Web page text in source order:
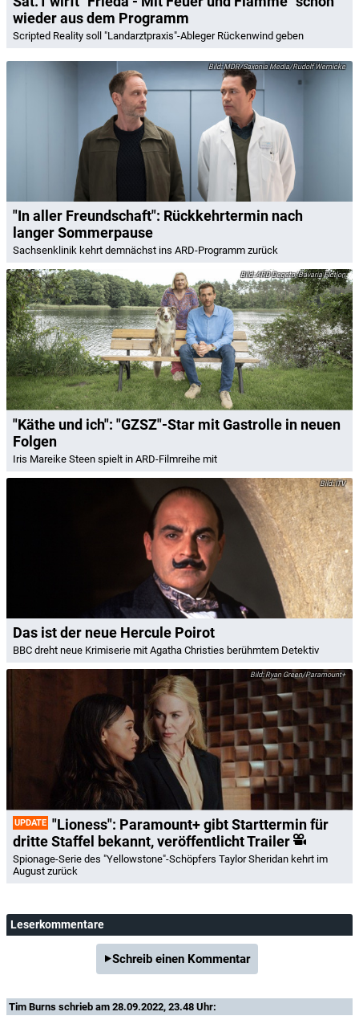
wieder aus dem Programm
Scripted Reality soll "Landarztpraxis"-Ableger Rückenwind geben
MDR/Saxonia Media/Rudolf Wernicke
"In aller Freundschaft": Rückkehrtermin nach
langer Sommerpause
Sachsenklinik kehrt demnächst ins ARD-Programm zurück
ARD Degeto/Bavaria Fiction
"Käthe und ich": "GZSZ"-Star mit Gastrolle in neuen
Folgen
Iris Mareike Steen spielt in ARD-Filmreihe mit
ITV
Das ist der neue Hercule Poirot
BBC dreht neue Krimiserie mit Agatha Christies berühmtem Detektiv
Ryan Green/Paramount+
UPDATE "Lioness": Paramount+ gibt Starttermin für
dritte Staffel bekannt, veröffentlicht Trailer
Spionage-Serie des "Yellowstone"-Schöpfers Taylor Sheridan kehrt im
August zurück
Leserkommentare
Schreib einen Kommentar
Tim Burns schrieb am 28.09.2022, 23.48 Uhr: